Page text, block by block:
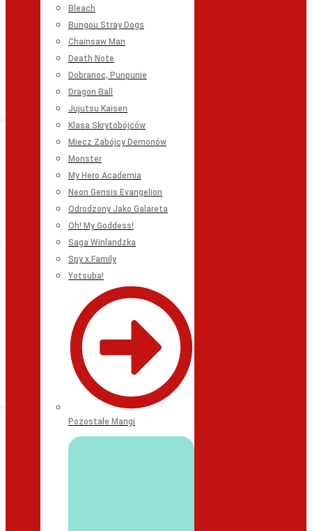
Bleach
Bungou Stray Dogs
Chainsaw Man
Death Note
Dobranoc, Punpunie
Dragon Ball
Jujutsu Kaisen
Klasa Skrytobójców
Miecz Zabójcy Demonów
Monster
My Hero Academia
Neon Gensis Evangelion
Odrodzony Jako Galareta
Oh! My Goddess!
Saga Winlandzka
Spy x Family
Yotsuba!
Pozostałe Mangi